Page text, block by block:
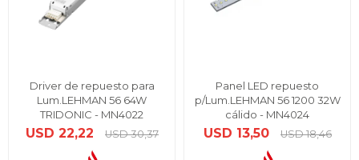
Driver de repuesto para
Lum.LEHMAN 56 64W
TRIDONIC - MN4022
USD 22,22 USD 30,37
Panel LED repuesto
p/Lum.LEHMAN 56 1200 32W
cálido - MN4024
USD 13,50 USD 18,46